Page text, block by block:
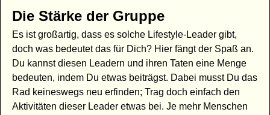
Die Stärke der Gruppe
Es ist großartig, dass es solche Lifestyle-Leader gibt,
doch was bedeutet das für Dich? Hier fängt der Spaß an.
Du kannst diesen Leadern und ihren Taten eine Menge
bedeuten, indem Du etwas beiträgst. Dabei musst Du das
Rad keineswegs neu erfinden; Trag doch einfach den
Aktivitäten dieser Leader etwas bei. Je mehr Menschen